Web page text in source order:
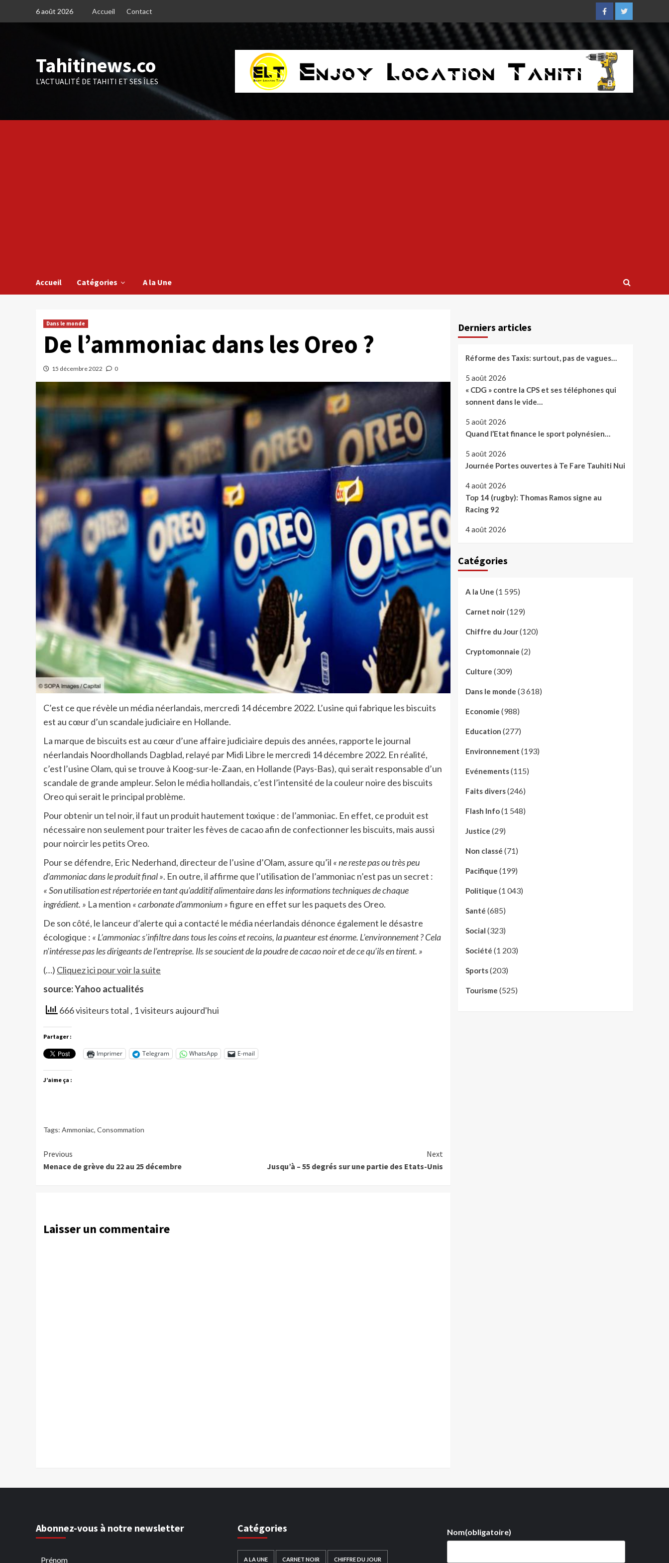
6 août 2026 Accueil Contact
FacebookTwitter
Tahitinews.co
L'ACTUALITÉ DE TAHITI ET SES ÎLES
Accueil Catégories A la Une
Dans le monde
De l’ammoniac dans les Oreo ?
15 décembre 2022 0
C’est ce que révèle un média néerlandais, mercredi 14 décembre 2022. L’usine qui fabrique les biscuits
est au cœur d’un scandale judiciaire en Hollande.
La marque de biscuits est au cœur d’une affaire judiciaire depuis des années, rapporte le journal
néerlandais Noordhollands Dagblad, relayé par Midi Libre le mercredi 14 décembre 2022. En réalité,
c’est l’usine Olam, qui se trouve à Koog-sur-le-Zaan, en Hollande (Pays-Bas), qui serait responsable d’un
scandale de grande ampleur. Selon le média hollandais, c’est l’intensité de la couleur noire des biscuits
Oreo qui serait le principal problème.
Pour obtenir un tel noir, il faut un produit hautement toxique : de l’ammoniac. En effet, ce produit est
nécessaire non seulement pour traiter les fèves de cacao afin de confectionner les biscuits, mais aussi
pour noircir les petits Oreo.
Pour se défendre, Eric Nederhand, directeur de l’usine d’Olam, assure qu’il « ne reste pas ou très peu
d’ammoniac dans le produit final ». En outre, il affirme que l’utilisation de l’ammoniac n’est pas un secret :
« Son utilisation est répertoriée en tant qu’additif alimentaire dans les informations techniques de chaque
ingrédient. » La mention « carbonate d’ammonium »figure en effet sur les paquets des Oreo.
De son côté, le lanceur d’alerte qui a contacté le média néerlandais dénonce également le désastre
écologique : « L’ammoniac s’infiltre dans tous les coins et recoins, la puanteur est énorme. L’environnement ? Cela
n’intéresse pas les dirigeants de l’entreprise. Ils se soucient de la poudre de cacao noir et de ce qu’ils en tirent. »
(…) Cliquez ici pour voir la suite
source: Yahoo actualités
666 visiteurs total , 1 visiteurs aujourd'hui
Partager :
Imprimer Telegram WhatsApp E-mail
J’aime ça :
Tags: Ammoniac, Consommation
Continue
Reading
Previous
Menace de grève du 22 au 25 décembre
Next
Jusqu’à – 55 degrés sur une partie des Etats-Unis
Laisser un commentaire
Derniers articles
Réforme des Taxis: surtout, pas de vagues…
5 août 2026
« CDG » contre la CPS et ses téléphones qui
sonnent dans le vide…
5 août 2026
Quand l’Etat finance le sport polynésien…
5 août 2026
Journée Portes ouvertes à Te Fare Tauhiti Nui
4 août 2026
Top 14 (rugby): Thomas Ramos signe au
Racing 92
4 août 2026
Catégories
A la Une (1 595)
Carnet noir(129)
Chiffre du Jour(120)
Cryptomonnaie (2)
Culture (309)
Dans le monde (3 618)
Economie (988)
Education (277)
Environnement (193)
Evénements(115)
Faits divers(246)
Flash Info(1 548)
Justice (29)
Non classé (71)
Pacifique (199)
Politique (1 043)
Santé (685)
Social (323)
Société (1 203)
Sports(203)
Tourisme (525)
Abonnez-vous à notre newsletter
Prénom
Catégories
A LA UNE CARNET NOIR CHIFFRE DU JOUR
Nom(obligatoire)